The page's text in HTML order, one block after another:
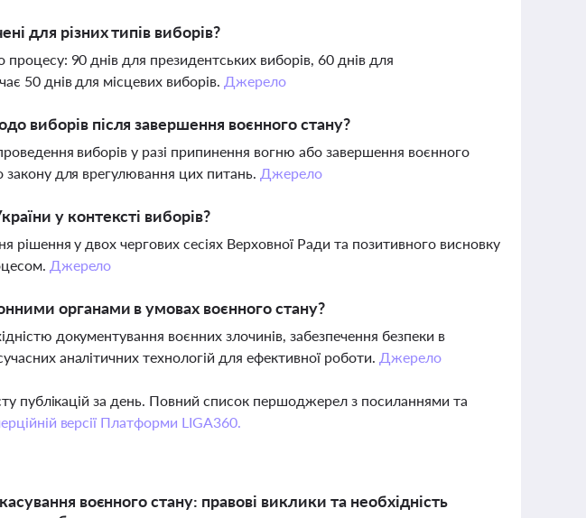
для різних типів виборів?
90 днів для президентських виборів, 60 днів для
50 днів для місцевих виборів. Джерело
виборів після завершення воєнного стану?
виборів у разі припинення вогню або завершення воєнного
для врегулювання цих питань. Джерело
у контексті виборів?
рішення у двох чергових сесіях Верховної Ради та позитивного висновку
Джерело
органами в умовах воєнного стану?
документування воєнних злочинів, забезпечення безпеки в
аналітичних технологій для ефективної роботи. Джерело
публікацій за день. Повний список першоджерел з посиланнями та
версії Платформи LIGA360.
воєнного стану: правові виклики та необхідність